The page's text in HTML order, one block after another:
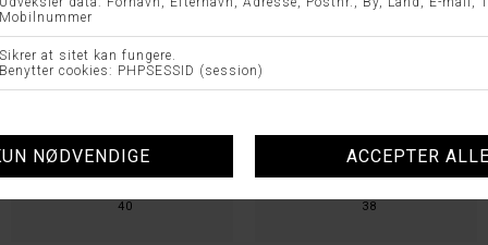
40
PRATO T-SHIRT - MUNTHE
38
JIKOLAZ T-SHIRT - MUNTHE